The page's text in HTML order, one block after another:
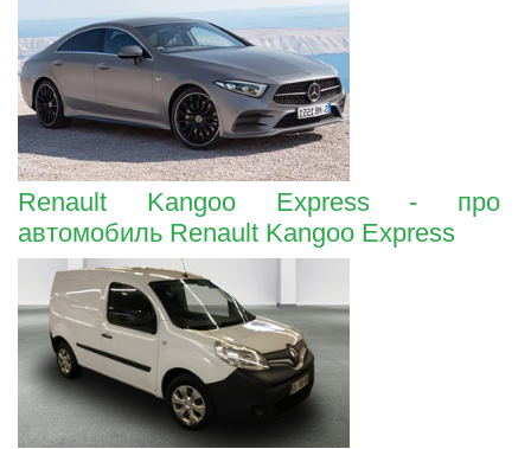
Renault Kangoo Express - про
автомобиль Renault Kangoo Express